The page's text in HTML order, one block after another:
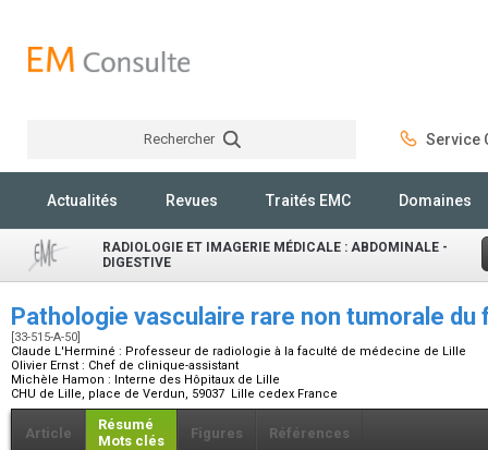
Rechercher Service
Actualités Revues Traités EMC Domaines
RADIOLOGIE ET IMAGERIE MÉDICALE : ABDOMINALE -
DIGESTIVE
Pathologie vasculaire rare non tumorale
[33-515-A-50]
Claude L'Herminé : Professeur de radiologie à la faculté de médecine de Lille
Olivier Ernst : Chef de clinique-assistant
Michèle Hamon : Interne des Hôpitaux de Lille
CHU de Lille, place de Verdun, 59037 Lille cedex France
Article
Résumé
Mots clés
Figures Références